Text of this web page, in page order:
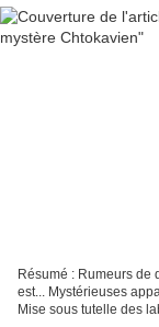
Résumé : Rumeurs de
est... Mystérieuses
Mise sous tutelle des